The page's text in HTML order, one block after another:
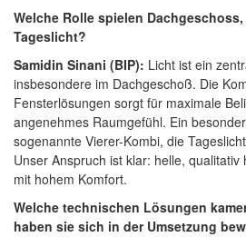
Welche Rolle spielen
Tageslicht?
Samidin Sinani (BIP): Licht ist ein
insbesondere im Dachgeschoß. Die
Fensterlösungen sorgt für maximale
angenehmes Raumgefühl. Ein
sogenannte Vierer-Kombi, die
Unser Anspruch ist klar: helle,
mit hohem Komfort.
Welche technischen Lösungen
haben sie sich in der Umsetzung